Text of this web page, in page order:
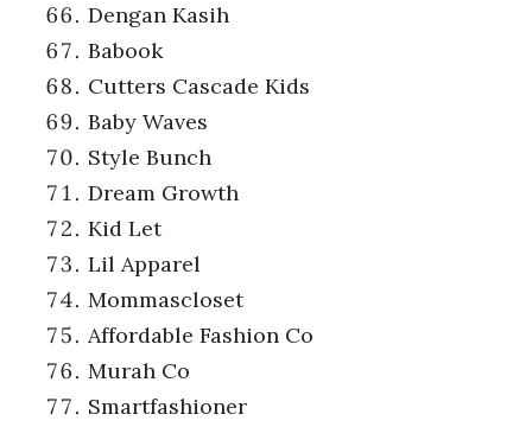
Dengan Kasih
Babook
Cutters Cascade Kids
Baby Waves
Style Bunch
Dream Growth
Kid Let
Lil Apparel
Mommascloset
Affordable Fashion Co
Murah Co
Smartfashioner